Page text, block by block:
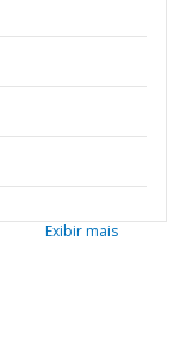
Exibir mais